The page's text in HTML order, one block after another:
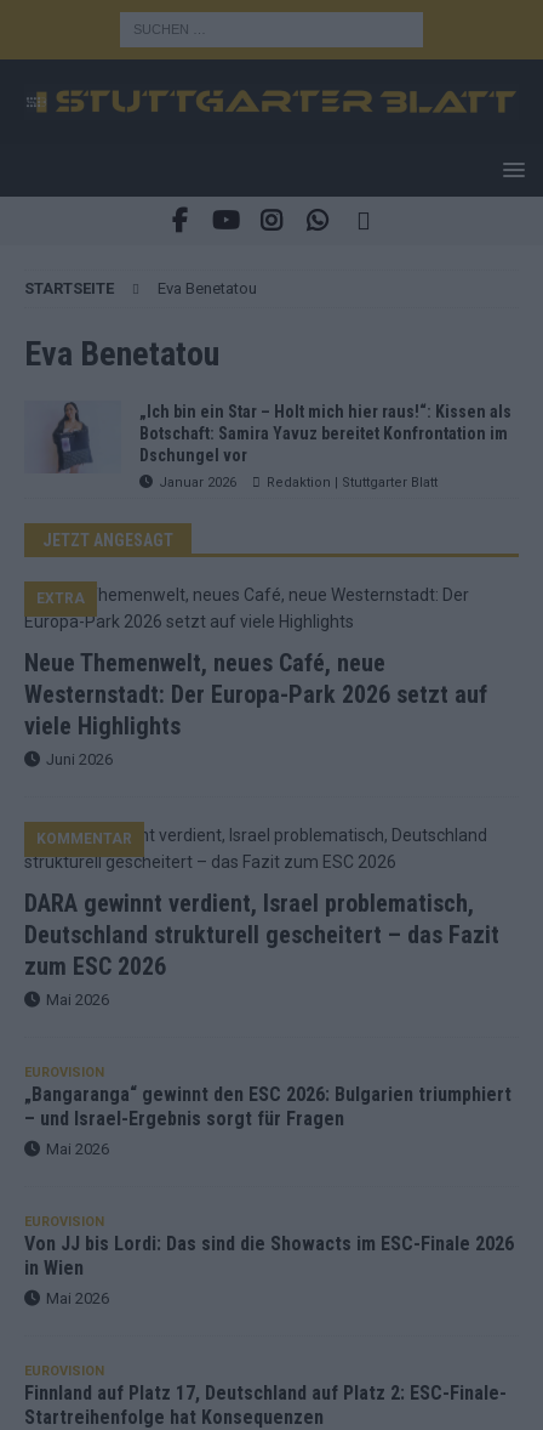
STARTSEITE Eva Benetatou
Eva Benetatou
„Ich bin ein Star – Holt mich hier raus!“: Kissen als
Botschaft: Samira Yavuz bereitet Konfrontation im
Dschungel vor
Januar 2026 Redaktion | Stuttgarter Blatt
JETZT ANGESAGT
Neue Themenwelt, neues Café, neue
Westernstadt: Der Europa-Park 2026 setzt auf
viele Highlights
EXTRA
Juni 2026
DARA gewinnt verdient, Israel problematisch,
Deutschland strukturell gescheitert – das Fazit
zum ESC 2026
KOMMENTAR
Mai 2026
EUROVISION
„Bangaranga“ gewinnt den ESC 2026: Bulgarien triumphiert
– und Israel-Ergebnis sorgt für Fragen
Mai 2026
EUROVISION
Von JJ bis Lordi: Das sind die Showacts im ESC-Finale 2026
in Wien
Mai 2026
EUROVISION
Finnland auf Platz 17, Deutschland auf Platz 2: ESC-Finale-
Startreihenfolge hat Konsequenzen